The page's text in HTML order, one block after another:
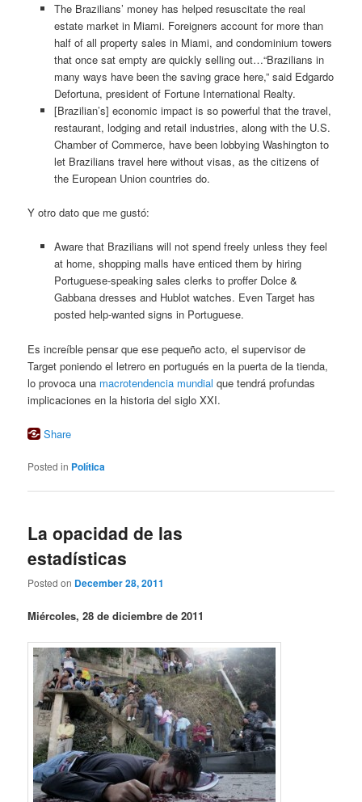
The Brazilians’ money has helped resuscitate the real
estate market in Miami. Foreigners account for more than
half of all property sales in Miami, and condominium towers
that once sat empty are quickly selling out…“Brazilians in
many ways have been the saving grace here,” said Edgardo
Defortuna, president of Fortune International Realty.
[Brazilian’s] economic impact is so powerful that the travel,
restaurant, lodging and retail industries, along with the U.S.
Chamber of Commerce, have been lobbying Washington to
let Brazilians travel here without visas, as the citizens of
the European Union countries do.
Y otro dato que me gustó:
Aware that Brazilians will not spend freely unless they feel
at home, shopping malls have enticed them by hiring
Portuguese-speaking sales clerks to proffer Dolce &
Gabbana dresses and Hublot watches. Even Target has
posted help-wanted signs in Portuguese.
Es increíble pensar que ese pequeño acto, el supervisor de
Target poniendo el letrero en portugués en la puerta de la tienda,
lo provoca una macrotendencia mundial que tendrá profundas
implicaciones en la historia del siglo XXI.
Share
Posted in Política
La opacidad de las
estadísticas
Posted on December 28, 2011
Miércoles, 28 de diciembre de 2011